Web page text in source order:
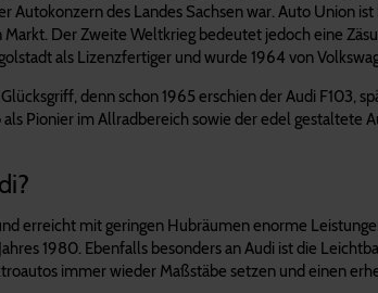
Autokonzern des Landes Sachsen war. Auto Union
Der Zweite Weltkrieg bedeutet jedoch eine
als Lizenzfertiger und wurde 1964 von
denn schon 1965 erschien der Audi F103,
Pionier im Allradbereich sowie der edel gestaltete
erreicht mit geringen Hubräumen enorme
1980. Ebenfalls besonders an Audi ist die
immer wieder Maßstäbe setzen und einen